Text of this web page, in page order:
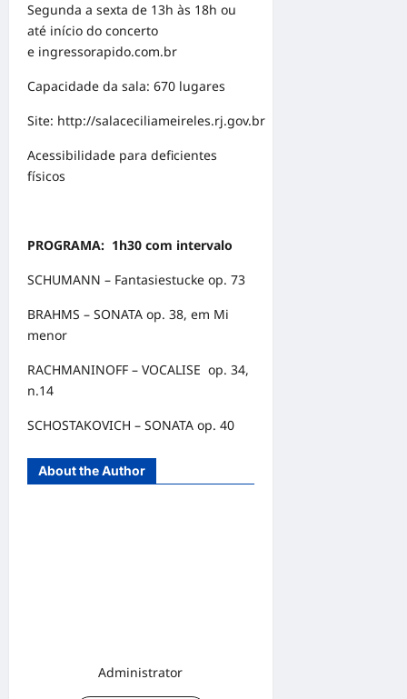
Segunda a sexta de 13h às 18h ou
até início do concerto
e ingressorapido.com.br
Capacidade da sala: 670 lugares
Site: http://salaceciliameireles.rj.gov.br
Acessibilidade para deficientes
físicos
PROGRAMA: 1h30 com intervalo
SCHUMANN – Fantasiestucke op. 73
BRAHMS – SONATA op. 38, em Mi
menor
RACHMANINOFF – VOCALISE op. 34,
n.14
SCHOSTAKOVICH – SONATA op. 40
About the Author
Administrator